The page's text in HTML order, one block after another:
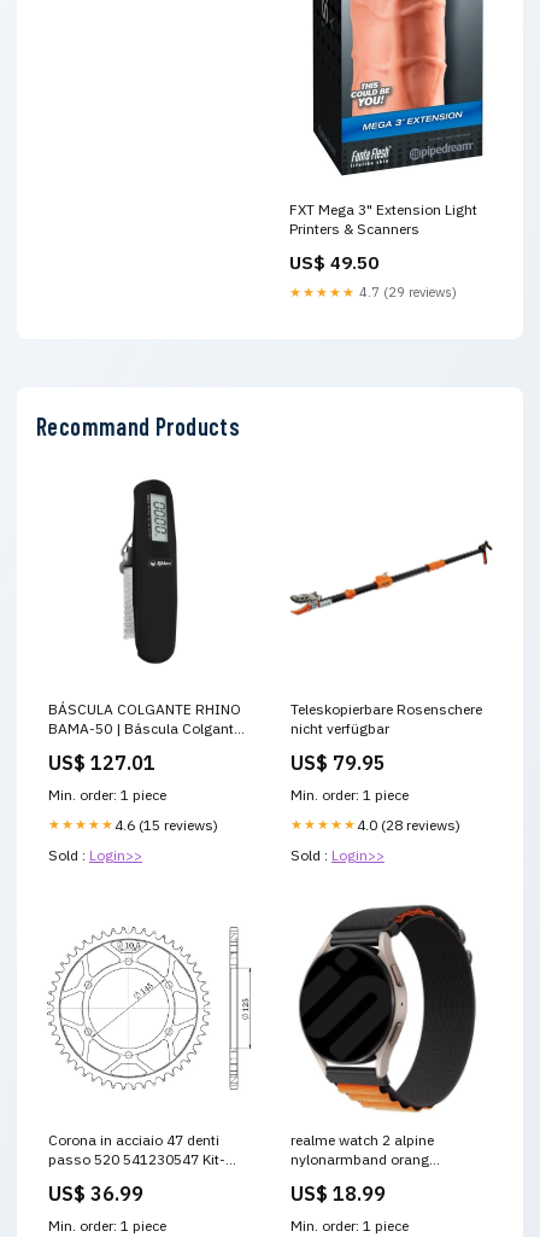
FXT Mega 3" Extension Light
Printers & Scanners
US$ 49.50
★★★★★ 4.7 (29 reviews)
Recommand Products
BÁSCULA COLGANTE RHINO
BAMA-50 | Báscula Colgante
para Maletas Cámaras /
Conservación
US$ 127.01
Min. order: 1 piece
★★★★★ 4.6 (15 reviews)
Sold : Login>>
Teleskopierbare Rosenschere
nicht verfügbar
US$ 79.95
Min. order: 1 piece
★★★★★ 4.0 (28 reviews)
Sold : Login>>
Corona in acciaio 47 denti
passo 520 541230547 Kit-
Scooter
US$ 36.99
Min. order: 1 piece
realme watch 2 alpine
nylonarmband orang
smartcoll_3209083NK-NAM
US$ 18.99
Min. order: 1 piece